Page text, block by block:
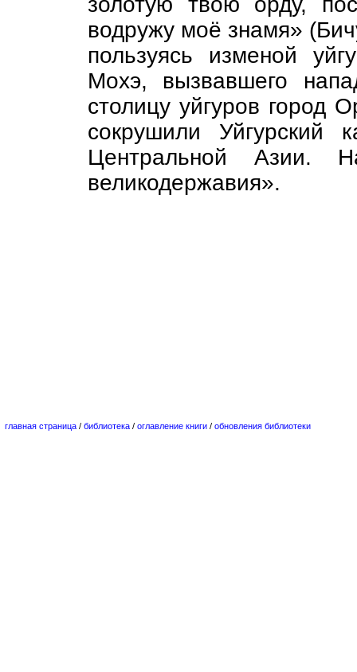
водружу моё знамя»
пользуясь изменой
Мохэ, вызвавшего
столицу уйгуров город
сокрушили Уйгурский
Центральной Азии.
великодержавия».
главная страница / библиотека / оглавление книги / обновления библиотеки